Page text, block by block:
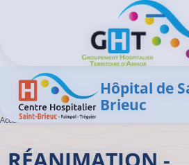
Hôpital de
Brieuc
Accueil GHT>L'offre de soins
Panneau de gestion des cookies